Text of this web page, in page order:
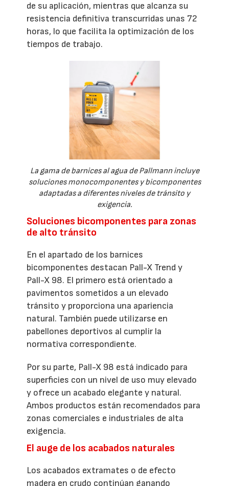
de su aplicación, mientras que alcanza su
resistencia definitiva transcurridas unas 72
horas, lo que facilita la optimización de los
tiempos de trabajo.
La gama de barnices al agua de Pallmann incluye
soluciones monocomponentes y bicomponentes
adaptadas a diferentes niveles de tránsito y
exigencia.
Soluciones bicomponentes para zonas
de alto tránsito
En el apartado de los barnices
bicomponentes destacan Pall-X Trend y
Pall-X 98. El primero está orientado a
pavimentos sometidos a un elevado
tránsito y proporciona una apariencia
natural. También puede utilizarse en
pabellones deportivos al cumplir la
normativa correspondiente.
Por su parte, Pall-X 98 está indicado para
superficies con un nivel de uso muy elevado
y ofrece un acabado elegante y natural.
Ambos productos están recomendados para
zonas comerciales e industriales de alta
exigencia.
El auge de los acabados naturales
Los acabados extramates o de efecto
madera en crudo continúan ganando